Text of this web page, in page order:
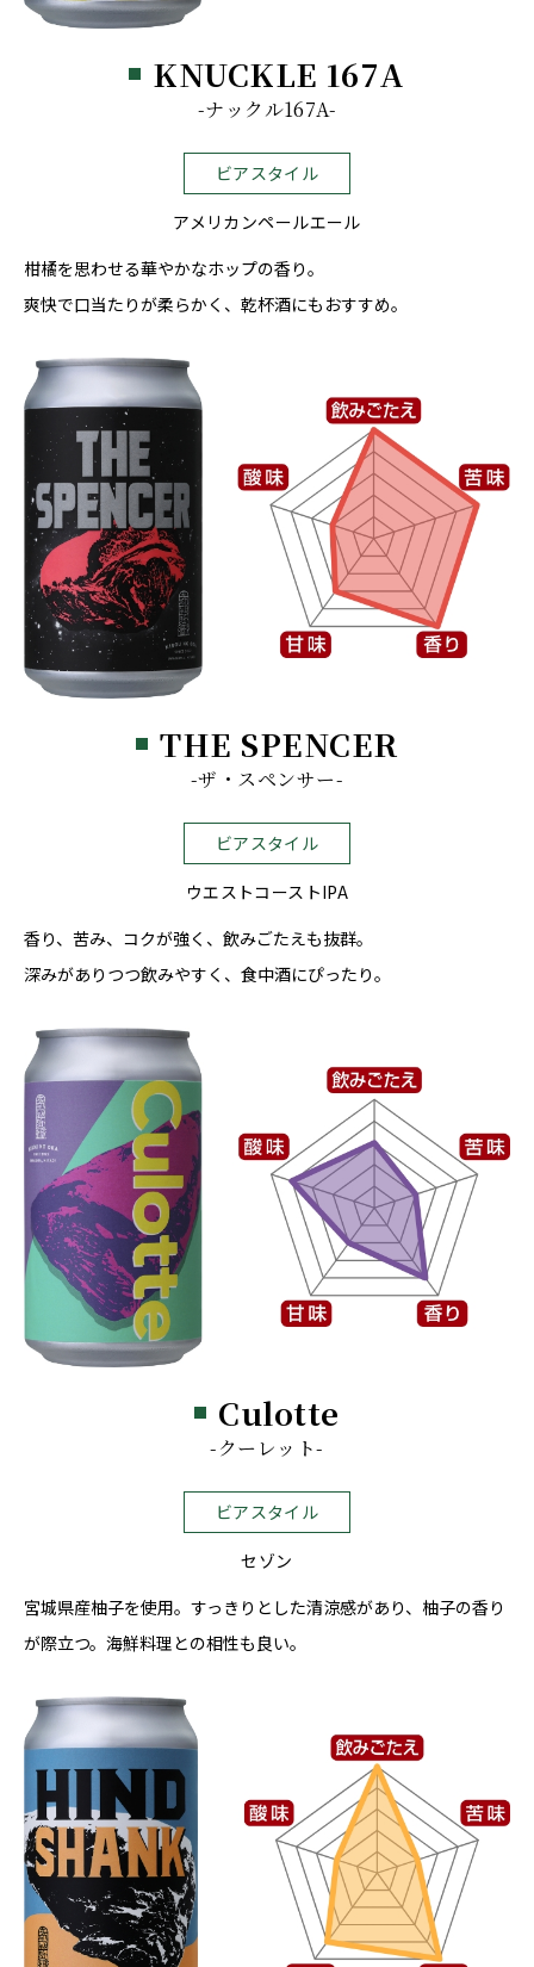
KNUCKLE 167A
-ナックル167A-
ビアスタイル
アメリカンペールエール
柑橘を思わせる華やかなホップの香り。
爽快で口当たりが柔らかく、乾杯酒にもおすすめ。
THE SPENCER
-ザ・スペンサー-
ビアスタイル
ウエストコーストIPA
香り、苦み、コクが強く、飲みごたえも抜群。
深みがありつつ飲みやすく、食中酒にぴったり。
Culotte
-クーレット-
ビアスタイル
セゾン
宮城県産柚子を使用。すっきりとした清涼感があり、柚子の香り
が際立つ。海鮮料理との相性も良い。